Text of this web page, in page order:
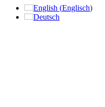
English (Englisch)
Deutsch